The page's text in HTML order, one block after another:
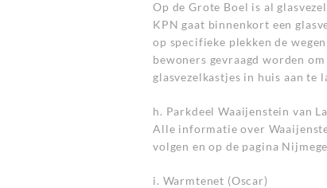
Op de Grote Boel is al
KPN gaat binnenkort een
op specifieke plekken de
bewoners gevraagd worden
glasvezelkastjes in huis aan te
h. Parkdeel Waaijenstein van
Alle informatie over
volgen en op de pagina
i. Warmtenet (Oscar)